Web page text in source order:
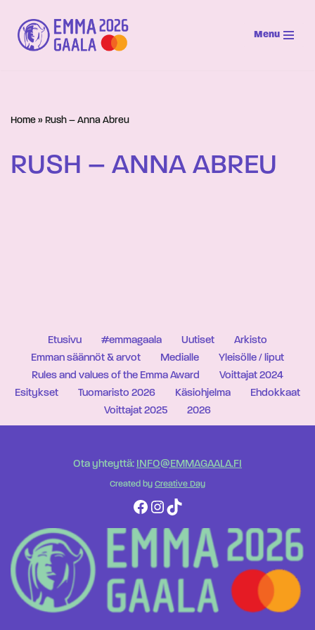
Siirry
suoraan
Menu
Home » Rush – Anna Abreu
RUSH – ANNA ABREU
Etusivu #emmagaala Uutiset
Arkisto
Emman säännöt & arvot
Medialle
Yleisölle / liput
Rules and values of the Emma Award
Voittajat 2024
Esitykset
Tuomaristo 2026 Käsiohjelma
Ehdokkaat
Voittajat 2025
2026
Ota yhteyttä: INFO@EMMAGAALA.FI
Created by Creative Day